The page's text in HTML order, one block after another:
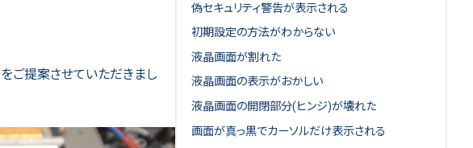
ご提案させていただきまし
偽セキュリティ警告が表示される
初期設定の方法がわからない
液晶画面が割れた
液晶画面の表示がおかしい
液晶画面の開閉部分(ヒンジ)が壊れた
画面が真っ黒でカーソルだけ表示される